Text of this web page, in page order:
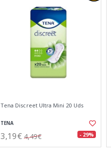
Tena Discreet Ultra Mini 20 Uds
TENA
3,19€ 4,49€ - 29%